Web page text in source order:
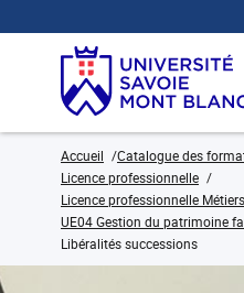
Accueil
Catalogue des
Licence professionnelle
Licence professionnelle
UE04 Gestion du patrimoine
Libéralités successions